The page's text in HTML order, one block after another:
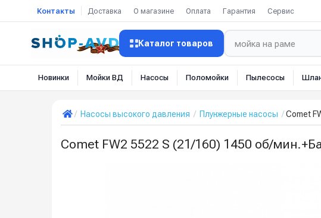
Контакты Доставка О магазине Оплата Гарантия Сервис
Каталог товаров
Новинки Мойки ВД Насосы Поломойки Пылесосы
Насосы высокого давления Плунжерные насосы Comet
Comet FW2 5522 S (21/160) 1450 об/